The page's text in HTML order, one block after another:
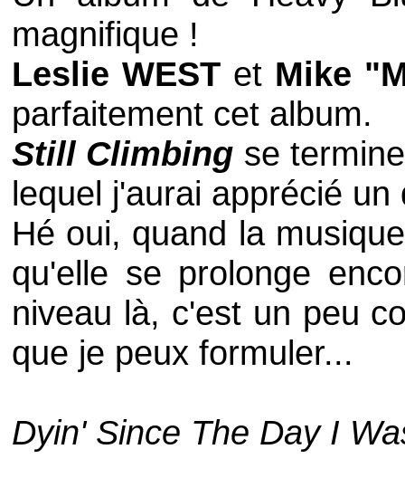
magnifique !
Leslie WEST et Mike
parfaitement cet album.
Still Climbing se
lequel j'aurai apprécié
Hé oui, quand la
qu'elle se prolonge
niveau là, c'est un peu
que je peux formuler...
Dyin' Since The Day I